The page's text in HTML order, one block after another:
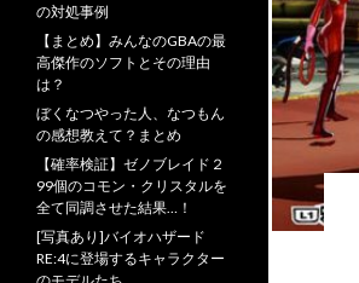
の対処事例
【まとめ】みんなのGBAの最
高傑作のソフトとその理由
は？
ぼくなつやった人、なつもん
の感想教えて？まとめ
【確率検証】ゼノブレイド２
99個のコモン・クリスタルを
全て同調させた結果…！
[写真あり]バイオハザード
RE:4に登場するキャラクター